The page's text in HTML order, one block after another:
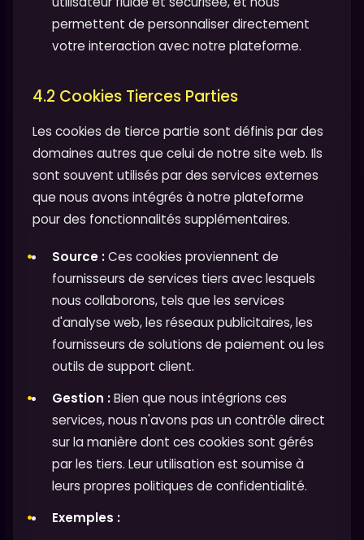
permettent de personnaliser directement
votre interaction avec notre plateforme.
4.2 Cookies Tierces Parties
Les cookies de tierce partie sont définis par des
domaines autres que celui de notre site web. Ils
sont souvent utilisés par des services externes
que nous avons intégrés à notre plateforme
pour des fonctionnalités supplémentaires.
Source :Ces cookies proviennent de
fournisseurs de services tiers avec lesquels
nous collaborons, tels que les services
d'analyse web, les réseaux publicitaires, les
fournisseurs de solutions de paiement ou les
outils de support client.
Gestion :Bien que nous intégrions ces
services, nous n'avons pas un contrôle direct
sur la manière dont ces cookies sont gérés
par les tiers. Leur utilisation est soumise à
leurs propres politiques de confidentialité.
Exemples :